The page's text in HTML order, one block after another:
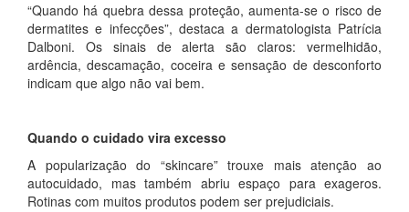
“Quando há quebra dessa proteção, aumenta-se o risco de
dermatites e infecções”, destaca a dermatologista Patrícia
Dalboni. Os sinais de alerta são claros: vermelhidão,
ardência, descamação, coceira e sensação de desconforto
indicam que algo não vai bem.
Quando o cuidado vira excesso
A popularização do “skincare” trouxe mais atenção ao
autocuidado, mas também abriu espaço para exageros.
Rotinas com muitos produtos podem ser prejudiciais.